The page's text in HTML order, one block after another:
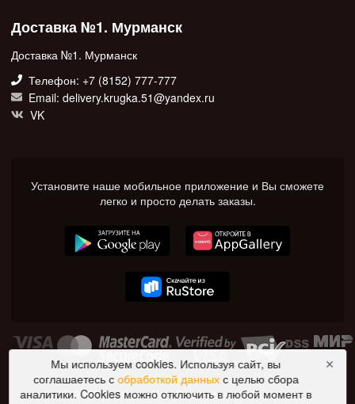
Доставка №1. Мурманск
Доставка №1. Мурманск
Телефон: +7 (8152) 777-777
Email: delivery.krugka.51@yandex.ru
VK
Установите наше мобильное приложение и Вы сможете
легко и просто делать заказы.
© 2026 Доставка №1. Все права защищены.
Мы используем cookies. Используя сайт, вы
соглашаетесь собработкой данныхс целью сбора
аналитики. Cookies можно отключить в любой момент в
✕